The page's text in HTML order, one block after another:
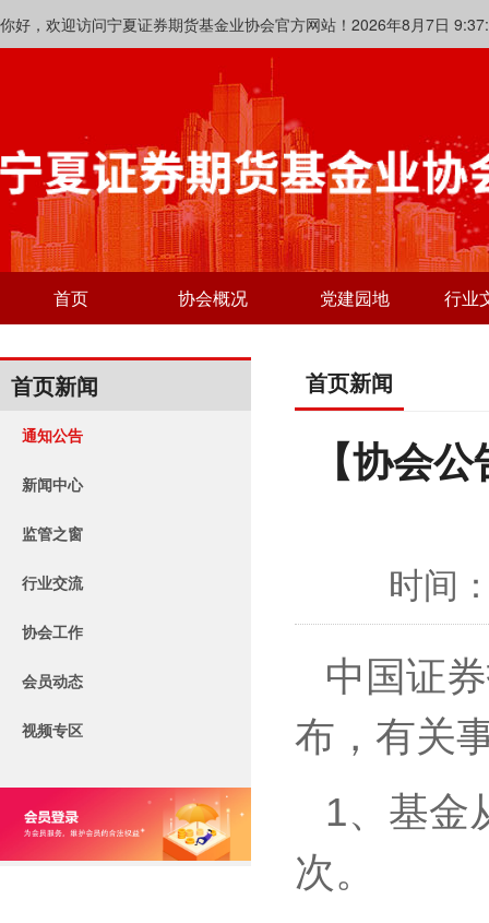
你好，欢迎访问宁夏证券期货基金业协会官方网站！2026年8月7日
首页 协会概况 党建园地 行业
首页新闻
通知公告
新闻中心
监管之窗
行业交流
协会工作
会员动态
视频专区
首页新闻
【协会
时间
中国证
布，有关
1、基金
次。